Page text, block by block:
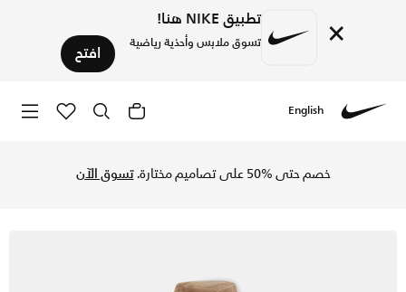
× تطبيق NIKE هنا!
تسوق ملابس وأحذية رياضية افتح
English
خصم حتى %50 على تصاميم مختارة. تسوق الآن